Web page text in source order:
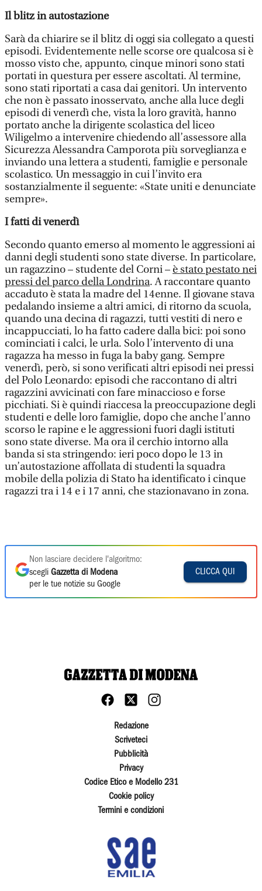
Il blitz in autostazione
Sarà da chiarire se il blitz di oggi sia collegato a questi
episodi. Evidentemente nelle scorse ore qualcosa si è
mosso visto che, appunto, cinque minori sono stati
portati in questura per essere ascoltati. Al termine,
sono stati riportati a casa dai genitori. Un intervento
che non è passato inosservato, anche alla luce degli
episodi di venerdì che, vista la loro gravità, hanno
portato anche la dirigente scolastica del liceo
Wiligelmo a intervenire chiedendo all’assessore alla
Sicurezza Alessandra Camporota più sorveglianza e
inviando una lettera a studenti, famiglie e personale
scolastico. Un messaggio in cui l’invito era
sostanzialmente il seguente: «State uniti e denunciate
sempre».
I fatti di venerdì
Secondo quanto emerso al momento le aggressioni ai
danni degli studenti sono state diverse. In particolare,
un ragazzino – studente del Corni – è stato pestato nei
pressi del parco della Londrina. A raccontare quanto
accaduto è stata la madre del 14enne. Il giovane stava
pedalando insieme a altri amici, di ritorno da scuola,
quando una decina di ragazzi, tutti vestiti di nero e
incappucciati, lo ha fatto cadere dalla bici: poi sono
cominciati i calci, le urla. Solo l’intervento di una
ragazza ha messo in fuga la baby gang. Sempre
venerdì, però, si sono verificati altri episodi nei pressi
del Polo Leonardo: episodi che raccontano di altri
ragazzini avvicinati con fare minaccioso e forse
picchiati. Si è quindi riaccesa la preoccupazione degli
studenti e delle loro famiglie, dopo che anche l’anno
scorso le rapine e le aggressioni fuori dagli istituti
sono state diverse. Ma ora il cerchio intorno alla
banda si sta stringendo: ieri poco dopo le 13 in
un’autostazione affollata di studenti la squadra
mobile della polizia di Stato ha identificato i cinque
ragazzi tra i 14 e i 17 anni, che stazionavano in zona.
Non lasciare decidere l'algoritmo:
scegli Gazzetta di Modena
per le tue notizie su Google
CLICCA QUI
Redazione
Scriveteci
Pubblicità
Privacy
Codice Etico e Modello 231
Cookie policy
Termini e condizioni